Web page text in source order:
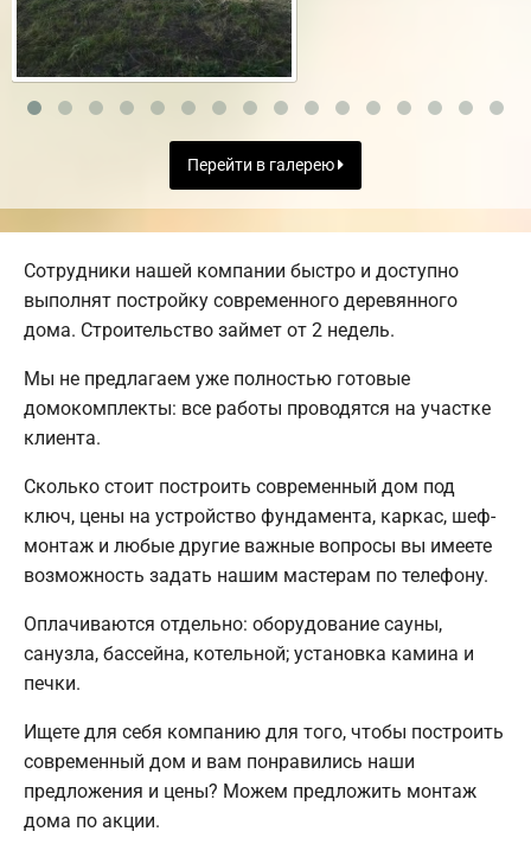
Перейти в галерею
Сотрудники нашей компании быстро и доступно
выполнят постройку современного деревянного
дома. Строительство займет от 2 недель.
Мы не предлагаем уже полностью готовые
домокомплекты: все работы проводятся на участке
клиента.
Сколько стоит построить современный дом под
ключ, цены на устройство фундамента, каркас, шеф-
монтаж и любые другие важные вопросы вы имеете
возможность задать нашим мастерам по телефону.
Оплачиваются отдельно: оборудование сауны,
санузла, бассейна, котельной; установка камина и
печки.
Ищете для себя компанию для того, чтобы построить
современный дом и вам понравились наши
предложения и цены? Можем предложить монтаж
дома по акции.